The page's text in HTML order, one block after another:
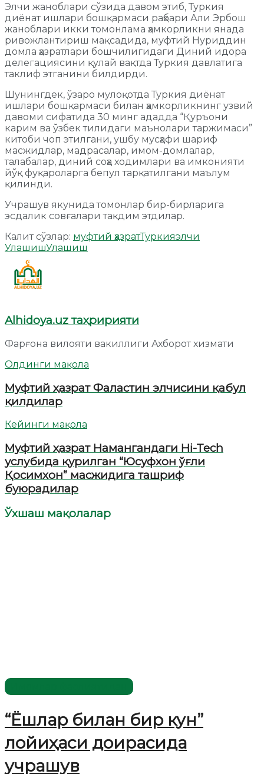
Элчи жаноблари сўзида давом этиб, Туркия
диёнат ишлари бошқармаси раҳбари Али Эрбош
жаноблари икки томонлама ҳамкорликни янада
ривожлантириш мақсадида, муфтий Нуриддин
домла ҳазратлари бошчилигидаги Диний идора
делегациясини қулай вақтда Туркия давлатига
таклиф этганини билдирди.
Шунингдек, ўзаро мулоқотда Туркия диёнат
ишлари бошқармаси билан ҳамкорликнинг узвий
давоми сифатида 30 минг ададда “Қуръони
карим ва ўзбек тилидаги маънолари таржимаси”
китоби чоп этилгани, ушбу мусҳафи шариф
масжидлар, мадрасалар, имом-домлалар,
талабалар, диний соҳа ходимлари ва имконияти
йўқ фуқароларга бепул тарқатилгани маълум
қилинди.
Учрашув якунида томонлар бир-бирларига
эсдалик совғалари тақдим этдилар.
Калит сўзлар: муфтий ҳазратТуркияэлчи
УлашишУлашиш
Alhidoya.uz таҳририяти
Фарғона вилояти вакиллиги Ахборот хизмати
Олдинги мақола
Муфтий ҳазрат Фаластин элчисини қабул
қилдилар
Кейинги мақола
Муфтий ҳазрат Намангандаги Hi-Tech
услубида қурилган “Юсуфхон ўғли
Қосимхон” масжидига ташриф
буюрадилар
Ўхшаш мақолалар
“Ёшлар билан бир кун”
лойиҳаси доирасида
учрашув